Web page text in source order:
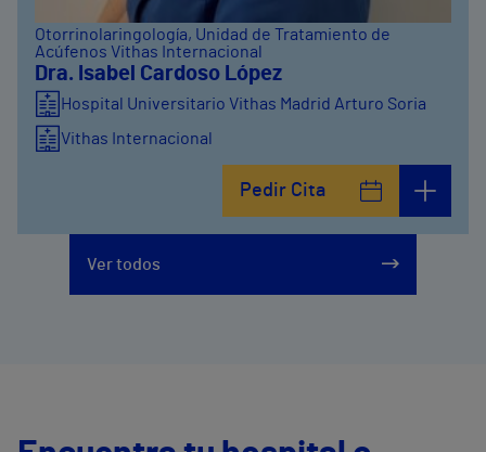
Otorrinolaringología, Unidad de Tratamiento de
Acúfenos Vithas Internacional
Dra. Isabel Cardoso López
Hospital Universitario Vithas Madrid Arturo Soria
Vithas Internacional
Pedir Cita
Ver todos